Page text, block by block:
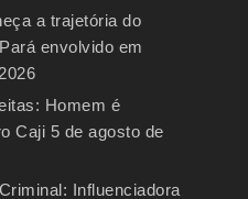
a trajetória do
envolvido em
Homem é
Caji 5 de agosto de
Influenciadora